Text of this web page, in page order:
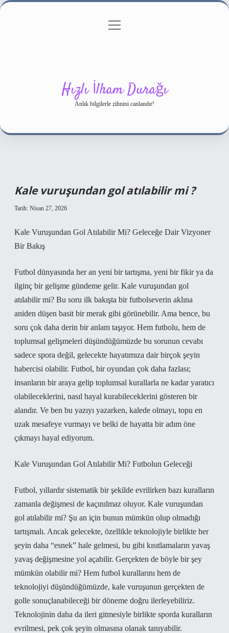
Gizlilik Politikası
menüyü
Hızlı İlham Durağı
Anlık bilgilerle zihnini canlandır!
Kale vuruşundan gol atılabilir mi ?
Tarih: Nisan 27, 2026
Kale Vuruşundan Gol Atılabilir Mi? Geleceğe Dair Vizyoner
Bir Bakış
Futbol dünyasında her an yeni bir tartışma, yeni bir fikir ya da
ilginç bir gelişme gündeme gelir. Kale vuruşundan gol
atılabilir mi? Bu soru ilk bakışta bir futbolseverin aklına
aniden düşen basit bir merak gibi görünebilir. Ama bence, bu
soru çok daha derin bir anlam taşıyor. Hem futbolu, hem de
toplumsal gelişmeleri düşündüğümüzde bu sorunun cevabı
sadece spora değil, gelecekte hayatımıza dair birçok şeyin
habercisi olabilir. Futbol, bir oyundan çok daha fazlası;
insanların bir araya gelip toplumsal kurallarla ne kadar yaratıcı
olabileceklerini, nasıl hayal kurabileceklerini gösteren bir
alandır. Ve ben bu yazıyı yazarken, kalede olmayı, topu en
uzak mesafeye vurmayı ve belki de hayatta bir adım öne
çıkmayı hayal ediyorum.
Kale Vuruşundan Gol Atılabilir Mi? Futbolun Geleceği
Futbol, yıllardır sistematik bir şekilde evrilirken bazı kuralların
zamanla değişmesi de kaçınılmaz oluyor. Kale vuruşundan
gol atılabilir mi? Şu an için bunun mümkün olup olmadığı
tartışmalı. Ancak gelecekte, özellikle teknolojiyle birlikte her
şeyin daha “esnek” hale gelmesi, bu gibi kısıtlamaların yavaş
yavaş değişmesine yol açabilir. Gerçekten de böyle bir şey
mümkün olabilir mi? Hem futbol kurallarını hem de
teknolojiyi düşündüğümüzde, kale vuruşunun gerçekten de
golle sonuçlanabileceği bir döneme doğru ilerleyebiliriz.
Teknolojinin daha da ileri gitmesiyle birlikte sporda kuralların
evrilmesi, pek çok şeyin olmasına olanak tanıyabilir.